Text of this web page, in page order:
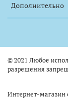
Дополнительно
© 2021 Любое
разрешения
Интернет-магазин